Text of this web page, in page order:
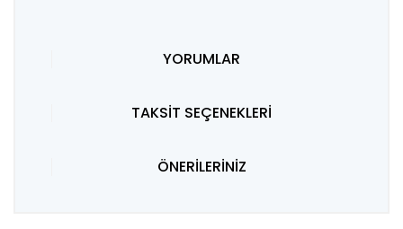
YORUMLAR
TAKSİT SEÇENEKLERİ
ÖNERİLERİNİZ